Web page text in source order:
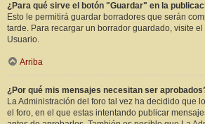
¿Para qué sirve el botón "Guardar" en la
Esto le permitirá guardar borradores que serán
tarde. Para recargar un borrador guardado, visite
Usuario.
Arriba
¿Por qué mis mensajes necesitan ser
La Administración del foro tal vez ha decidido que
el foro, en el que estas intentando publicar